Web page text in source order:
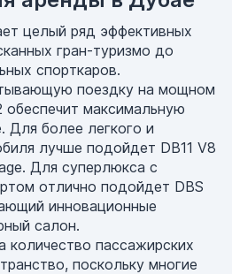
целый ряд эффективных
гран-туризмо до
спорткаров.
поездку на мощном
обеспечит максимальную
Для более легкого и
лучше подойдет DB11 V8
Для суперлюкса с
отлично подойдет DBS
инновационные
салон.
количество пассажирских
поскольку многие